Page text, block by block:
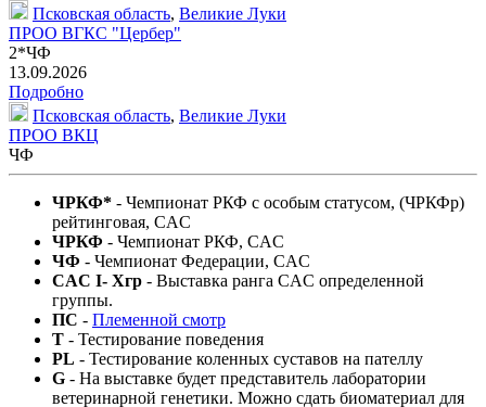
Псковская область, Великие Луки
ПРОО ВГКС "Цербер"
2*ЧФ
13.09.2026
Подробно
Псковская область, Великие Луки
ПРОО ВКЦ
ЧФ
ЧРКФ* - Чемпионат РКФ c особым статусом, (ЧРКФр)
рейтинговая, CAC
ЧРКФ - Чемпионат РКФ, CAC
ЧФ - Чемпионат Федерации, CAC
CAC I- Xгр - Выставка ранга CAC определенной
группы.
ПС - Племенной смотр
T - Тестирование поведения
PL - Тестирование коленных суставов на пателлу
G - На выставке будет представитель лаборатории
ветеринарной генетики. Можно сдать биоматериал для